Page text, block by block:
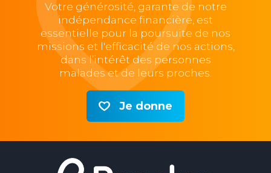
Votre générosité, garante de notre
indépendance financière, est
essentielle pour la poursuite de nos
missions et l'efficacité de nos actions,
dans l’intérêt des personnes
malades et de leurs proches.
Je donne